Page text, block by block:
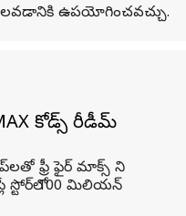
గెలవడానికి ఉపయోగించవచ్చు.
కోడ్స్ రీడీమ్
ఫ్రీ ఫైర్ మాక్స్ ని
స్టోర్‌లో 100 మిలియన్